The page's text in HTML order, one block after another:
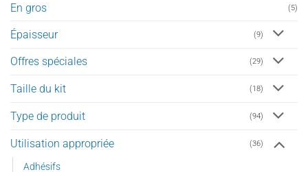
produit
En gros (5)
Épaisseur (9)
Offres spéciales (29)
Taille du kit (18)
Type de produit (94)
Utilisation appropriée (36)
Adhésifs